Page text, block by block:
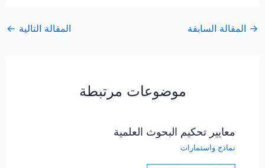
→ المقالة السابقة المقالة التالية ←
موضوعات مرتبطة
معايير تحكيم البحوث العلمية
نماذج واستمارات